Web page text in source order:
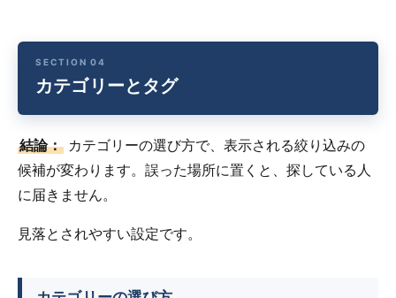
カテゴリーとタグ
結論： カテゴリーの選び方で、表示される絞り込みの
候補が変わります。誤った場所に置くと、探している人
に届きません。
見落とされやすい設定です。